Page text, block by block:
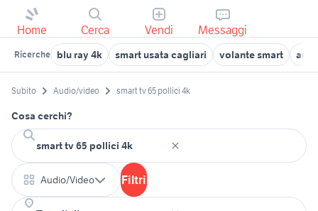
Home Cerca Vendi Messaggi
Ricerche blu ray 4k smart usata cagliari volante smart
Subito Audio/video smart tv 65 pollici 4k
Cosa cerchi?
Audio/Video Filtri